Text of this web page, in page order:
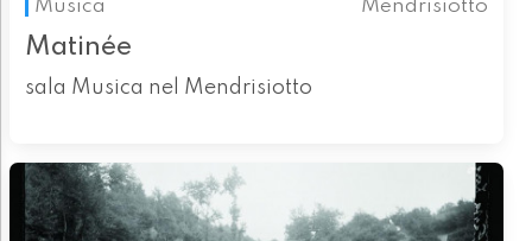
Musica
Mendrisiotto
Matinée
sala Musica nel Mendrisiotto